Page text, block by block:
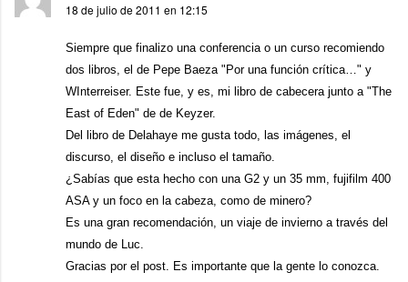
18 de julio de 2011 en 12:15
Siempre que finalizo una conferencia o un curso recomiendo
dos libros, el de Pepe Baeza "Por una función crítica…" y
WInterreiser. Este fue, y es, mi libro de cabecera junto a "The
East of Eden" de de Keyzer.
Del libro de Delahaye me gusta todo, las imágenes, el
discurso, el diseño e incluso el tamaño.
¿Sabías que esta hecho con una G2 y un 35 mm, fujifilm 400
ASA y un foco en la cabeza, como de minero?
Es una gran recomendación, un viaje de invierno a través del
mundo de Luc.
Gracias por el post. Es importante que la gente lo conozca.